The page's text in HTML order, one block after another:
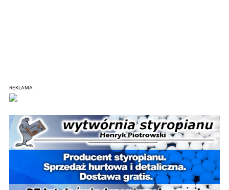
REKLAMA